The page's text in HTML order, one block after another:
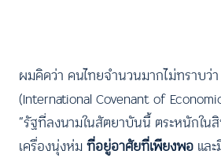
ผมคิดว่า คนไทยจำนวนมากไม่ทราบว่
(International Covenant of
“รัฐที่ลงนามในสัตยาบันนี้ ตระหนักใน
เครื่องนุ่งห่มที่อยู่อาศัยที่เพียงพอ แล